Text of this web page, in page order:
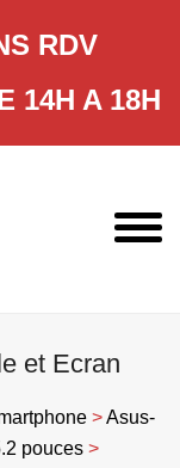
RDV
14H A 18H
et Ecran
>Asus-
pouces>